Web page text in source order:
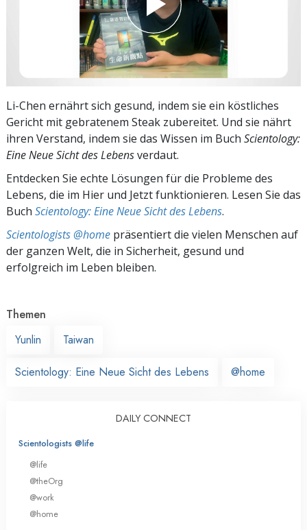
Li-Chen ernährt sich gesund, indem sie ein köstliches
Gericht mit gebratenem Steak zubereitet. Und sie nährt
ihren Verstand, indem sie das Wissen im Buch Scientology:
Eine Neue Sicht des Lebensverdaut.
Entdecken Sie echte Lösungen für die Probleme des
Lebens, die im Hier und Jetzt funktionieren. Lesen Sie das
Buch Scientology: Eine Neue Sicht des Lebens.
Scientologists @home präsentiert die vielen Menschen auf
der ganzen Welt, die in Sicherheit, gesund und
erfolgreich im Leben bleiben.
Themen
Yunlin
Taiwan
Scientology: Eine Neue Sicht des Lebens @home
DAILY CONNECT
Scientologists @life
@life
@theOrg
@work
@home